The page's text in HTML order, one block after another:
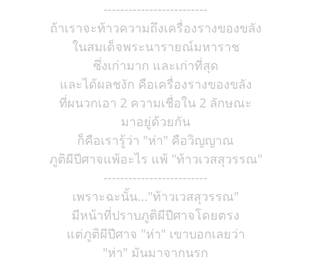
-------------------------
ถ้าเราจะท้าวความถึงเครื่องรางของขลัง
ในสมเด็จพระนารายณ์มหาราช
ซึ่งเก่ามาก และเก่าที่สุด
และได้ผลชงัก คือเครื่องรางของขลัง
ที่ผนวกเอา 2 ความเชื่อใน 2 ลักษณะ
มาอยู่ด้วยกัน
ก็คือเรารู้ว่า "ห่า" คือวิญญาณ
ภูติผีปีศาจแพ้อะไร แพ้ "ท้าวเวสสุวรรณ"
-------------------------
เพราะฉะนั้น..."ท้าวเวสสุวรรณ"
มีหน้าที่ปราบภูติผีปีศาจโดยตรง
แต่ภูติผีปีศาจ "ห่า" เขาบอกเลยว่า
"ห่า" มันมาจากนรก